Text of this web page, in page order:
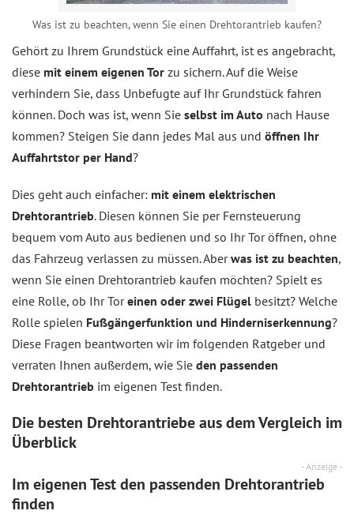
Was ist zu beachten, wenn Sie einen Drehtorantrieb kaufen?
Gehört zu Ihrem Grundstück eine Auffahrt, ist es angebracht,
diese mit einem eigenen Tor zu sichern. Auf die Weise
verhindern Sie, dass Unbefugte auf Ihr Grundstück fahren
können. Doch was ist, wenn Sie selbst im Auto nach Hause
kommen? Steigen Sie dann jedes Mal aus und öffnen Ihr
Auffahrtstor per Hand?
Dies geht auch einfacher: mit einem elektrischen
Drehtorantrieb. Diesen können Sie per Fernsteuerung
bequem vom Auto aus bedienen und so Ihr Tor öffnen, ohne
das Fahrzeug verlassen zu müssen. Aberwas ist zu beachten,
wenn Sie einen Drehtorantrieb kaufen möchten? Spielt es
eine Rolle, ob Ihr Toreinen oder zwei Flügel besitzt? Welche
Rolle spielen Fußgängerfunktion und Hinderniserkennung?
Diese Fragen beantworten wir im folgenden Ratgeber und
verraten Ihnen außerdem, wie Sie den passenden
Drehtorantrieb im eigenen Test finden.
Die besten Drehtorantriebe aus demVergleich im
Überblick
- Anzeige -
Im eigenen Test den passenden Drehtorantrieb
finden